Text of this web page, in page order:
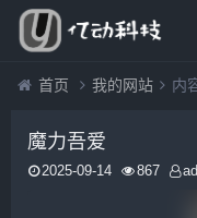
首页 我的网站 内
魔力吾爱
2025-09-14 867